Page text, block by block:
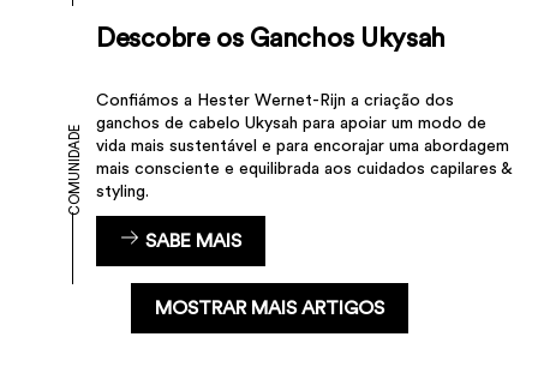
Descobre os Ganchos Ukysah
Confiámos a Hester Wernet-Rijn a criação dos
ganchos de cabelo Ukysah para apoiar um modo de
vida mais sustentável e para encorajar uma abordagem
mais consciente e equilibrada aos cuidados capilares &
styling.
SABE MAIS
COMUNIDADE
MOSTRAR MAIS ARTIGOS